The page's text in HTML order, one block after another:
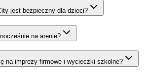
jest bezpieczny dla dzieci?
na arenie?
na imprezy firmowe i wycieczki szkolne?